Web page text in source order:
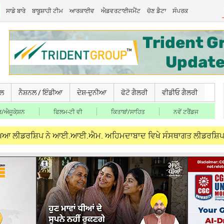
ਸਾਡੇ ਬਾਰੇ ਬਾਬੂਸ਼ਾਹੀ ਟੀਮ ਆਰਕਾਈਵ ਐਡਵਰਟਾਈਜਮੈਂਟ ਚੋਣ ਡੈਟਾ ਸੰਪਰਕ
ਨੈਸ਼ਨਲ / ਇੰਡੀਆ ਦੇਸ਼-ਦੁਨੀਆ ਫੋਟੋ ਗੈਲਰੀ ਵੀਡੀਓ ਗੈਲਰੀ
ਐਜੂਕੇ਼ਸ਼ਨ ਫਿਲਮ-ਟੀ ਵੀ ਕਿਤਾਬਾਂ/ਸਾਹਿਤ ਨਵੇਂ ਟਰੈਂਡਜ
ਨੇ ਆਈ.ਆਈ.ਐਮ. ਅਹਿਮਦਾਬਾਦ ਵਿਖੇ ਸੰਸਥਾਗਤ ਲੀਡਰਸ਼ਿਪ ਪ੍ਰੋਗਰਾਮ